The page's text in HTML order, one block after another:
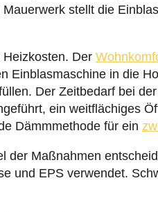
stellt die
Der
Einblasmaschine in die
Der Zeitbedarf bei
ein weitflächiges
Dämmmethode für ein
der Maßnahmen
und EPS verwendet.